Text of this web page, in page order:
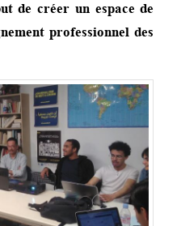
de créer un espace de
professionnel des